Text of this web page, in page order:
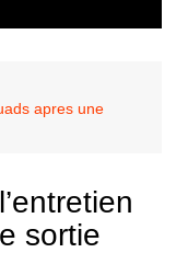
apres une
sortie